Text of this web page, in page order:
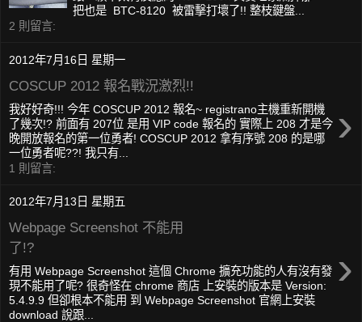
把也是 BTC-8120 被雷擊打壞了!! 整枝鍵盤...
2 則留言:
2012年7月16日 星期一
COSCUP 2012 報名戰況激烈!!
›
我好好奇!!! 今年 COSCUP 2012 報名~ registrano主機重新開機
了幾次!? 前面有 207位 是用 VIP code 報名的 實際上 208 才是今
晚開放報名的第一位勇者! COSCUP 2012 拿有序號 208 的是哪
一位勇者呢??! 我只有...
1 則留言:
2012年7月13日 星期五
Webpage Screenshot 不能用
了!?
›
有用 Webpage Screenshot 這個 Chrome 擴充功能的人有沒有發
現不能用了呢? 很奇怪在 chrome 商店 上安裝的版本是 Version:
5.4.9.9 但卻根本不能用 到 Webpage Screenshot 官網上安裝
download 說跟...